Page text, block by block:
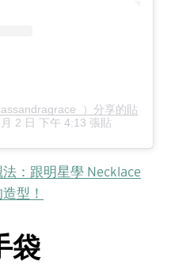
）分享的貼
2 日 下午 4:13 張貼
：跟明星學 Necklace
型！
袋